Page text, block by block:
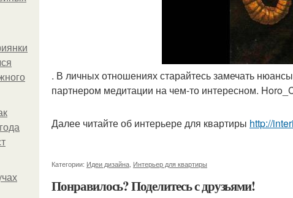
. В личных отношениях старайтесь замечать
партнером медитации на чем-то интересном.
Далее читайте об интерьере для квартиры http://
Категории: Идеи дизайна Интерьер для квартиры
Понравилось? Поделитесь с друзьями!